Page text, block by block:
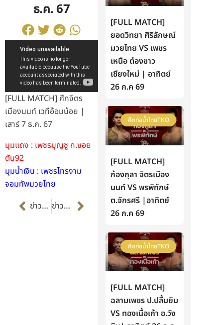
ธ.ค. 67
[FULL MATCH] ศึกจิตร
เมืองนนท์ เวทีอ้อมน้อย |
เสาร์ 7 ธ.ค. 67
มุมแดง : เพชรบุญชู ก.ซอย
ตัน92
มุมน้ำเงิน : เพชรไทรงาม
จอมทัพมวยไทย
Prevข่าวก่อนหน้า ข่าวต่อไป Next
[FULL MATCH]
ยอดวิทยา ศิริลักษณ์
มวยไทย VS เพชร
เหนือ ต๋องขาว
เชียงใหม่ | อาทิตย์
26 ก.ค 69
ศึกท่อน้ำไทยTKO
[FULL MATCH]
ก้องกุลา จิตรเมือง
นนท์ VS พรพิทักษ์
ต.จักรศรี |อาทิตย์
26 ก.ค 69
ศึกท่อน้ำไทยTKO
[FULL MATCH]
ฉลามเพชร ป.ปลื้มยิม
VS ทองเนื้อเก้า อ.วัง